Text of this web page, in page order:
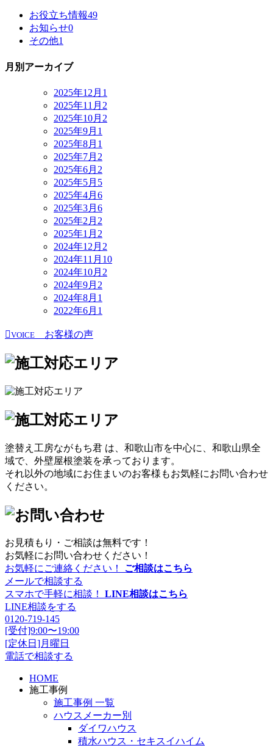
お役立ち情報49
お知らせ0
その他1
月別アーカイブ
2025年12月 1
2025年11月 2
2025年10月 2
2025年9月 1
2025年8月 1
2025年7月 2
2025年6月 2
2025年5月 5
2025年4月 6
2025年3月 6
2025年2月 2
2025年1月 2
2024年12月 2
2024年11月 10
2024年10月 2
2024年9月 2
2024年8月 1
2022年6月 1
VOICE お客様の声
塗替え工房ながもち君 は、和歌山市を中心に、和歌山県全
域で、外壁屋根塗装を承っております。
それ以外の地域にお住まいのお客様もお気軽にお問い合わせ
ください。
お見積もり・ご相談は無料です！
お気軽にお問い合わせください！
お気軽にご連絡ください！ ご相談はこちら
メールで相談する
スマホで手軽に相談！ LINE相談はこちら
LINE相談をする
0120-719-145
[受付]9:00〜19:00
[定休日]月曜日
電話で相談する
HOME
施工事例
施工事例 一覧
ハウスメーカー別
ダイワハウス
積水ハウス・セキスイハイム